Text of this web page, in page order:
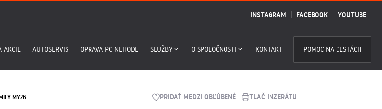
INSTAGRAM FACEBOOK YOUTUBE
AKCIE AUTOSERVIS OPRAVA PO NEHODE SLUŽBY O SPOLOČNOSTI KONTAKT POMOC NA CESTÁCH
MY26 PRIDAŤ MEDZI OBĽÚBENÉ TLAČ INZERÁTU